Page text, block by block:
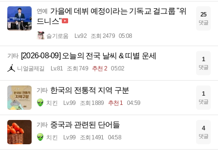
연예 가을에 데뷔 예정이라는 기독교 걸그룹 "위
드니스"
슬기로움 Lv.92 조회 2479 05:08
25
댓글
기타 [2026-08-09] 오늘의 전국 날씨 & 띠별 운세
니얼굴제길 Lv.81 조회 749 추천 2 05:02
1
댓글
기타 한국의 전통적 지역 구분
치킨 Lv.99 조회 1889 추천 1 04:59
1
댓글
기타 중국과 관련된 단어들
치킨 Lv.99 조회 1491 04:58
4
댓글